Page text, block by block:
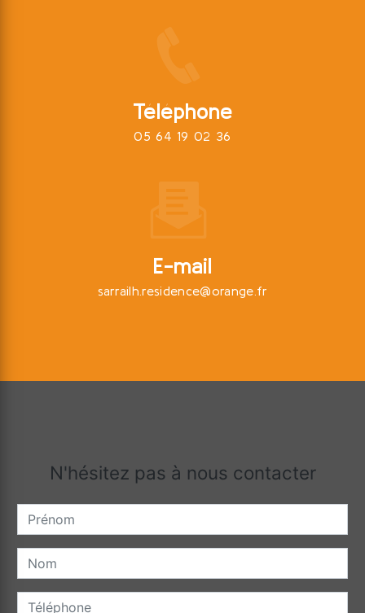
Téléphone
05 64 19 02 36
E-mail
sarrailh.residence@orange.fr
N'hésitez pas à nous contacter